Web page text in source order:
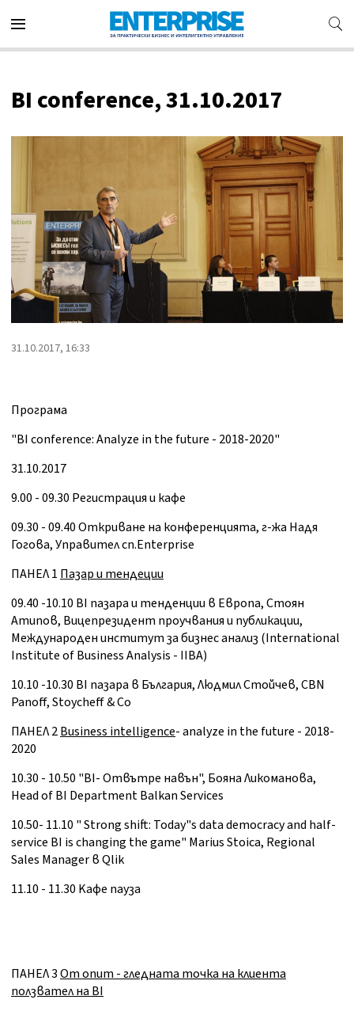
BI conference, 31.10.2017
31.10.2017, 16:33
Програма
"BI conference: Analyze in the future - 2018-2020"
31.10.2017
9.00 - 09.30 Регистрация и кафе
09.30 - 09.40 Откриване на конференцията, г-жа Надя
Гогова, Управител сп.Enterprise
ПАНЕЛ 1 Пазар и тендеции
09.40 -10.10 BI пазара и тенденции в Eвропа, Стоян
Атипов, Вицепрезидент проучвания и публикации,
Международен институт за бизнес анализ (International
Institute of Business Analysis - IIBA)
10.10 -10.30 BI пазара в България, Людмил Стойчев, CBN
Panoff, Stoycheff & Co
ПАНЕЛ 2Business intelligence- analyze in the future - 2018-
2020
10.30 - 10.50 "BI- Отвътре навън", Бояна Ликоманова,
Head of BI Department Balkan Services
10.50- 11.10 " Strong shift: Today"s data democracy and half-
service BI is changing the game" Marius Stoica, Regional
Sales Manager в Qlik
11.10 - 11.30 Kaфе пауза
ПАНЕЛ 3Oт опит - гледната точка на клиента
ползвател на BI